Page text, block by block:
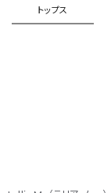
トップス